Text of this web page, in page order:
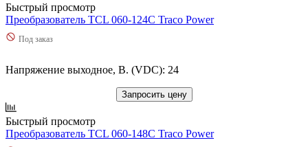
Быстрый просмотр
Преобразователь TCL 060-124C Traco Power
Под заказ
Напряжение выходное, В. (VDC): 24
Запросить цену
Быстрый просмотр
Преобразователь TCL 060-148C Traco Power